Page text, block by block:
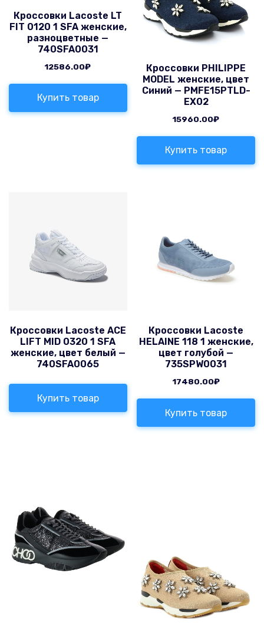
Кроссовки Lacoste LT
FIT 0120 1 SFA женские,
разноцветные —
740SFA0031
12586.00₽
Купить товар
Кроссовки PHILIPPE
MODEL женские, цвет
Синий — PMFE15PTLD-
EX02
15960.00₽
Купить товар
Кроссовки Lacoste ACE
LIFT MID 0320 1 SFA
женские, цвет белый —
740SFA0065
Купить товар
Кроссовки Lacoste
HELAINE 118 1 женские,
цвет голубой —
735SPW0031
17480.00₽
Купить товар